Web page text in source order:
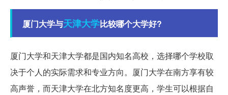
厦门大学与天津大学比较哪个大学好?
厦门大学和天津大学都是国内知名高校，选择哪个学校取
决于个人的实际需求和专业方向。厦门大学在南方享有较
高声誉，而天津大学在北方知名度更高，学生可以根据自